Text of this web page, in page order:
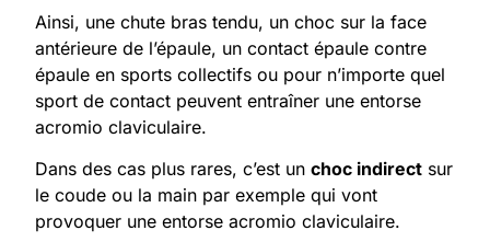
Ainsi, une chute bras tendu, un choc sur la face
antérieure de l’épaule, un contact épaule contre
épaule en sports collectifs ou pour n’importe quel
sport de contact peuvent entraîner une entorse
acromio claviculaire.
Dans des cas plus rares, c’est unchoc indirect sur
le coude ou la main par exemple qui vont
provoquer une entorse acromio claviculaire.